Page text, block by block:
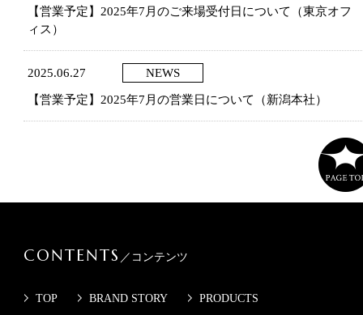
【営業予定】2025年7月のご来場受付日について（東京オフ
ィス）
2025.06.27 NEWS
【営業予定】2025年7月の営業日について（新潟本社）
CONTENTS ／コンテンツ
TOP BRAND STORY
PRODUCTS